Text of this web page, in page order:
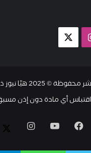
انستقرام
جميع حقوق النشر
اقتباس أي مادة دون إذن
فيسبوك يوتيوب